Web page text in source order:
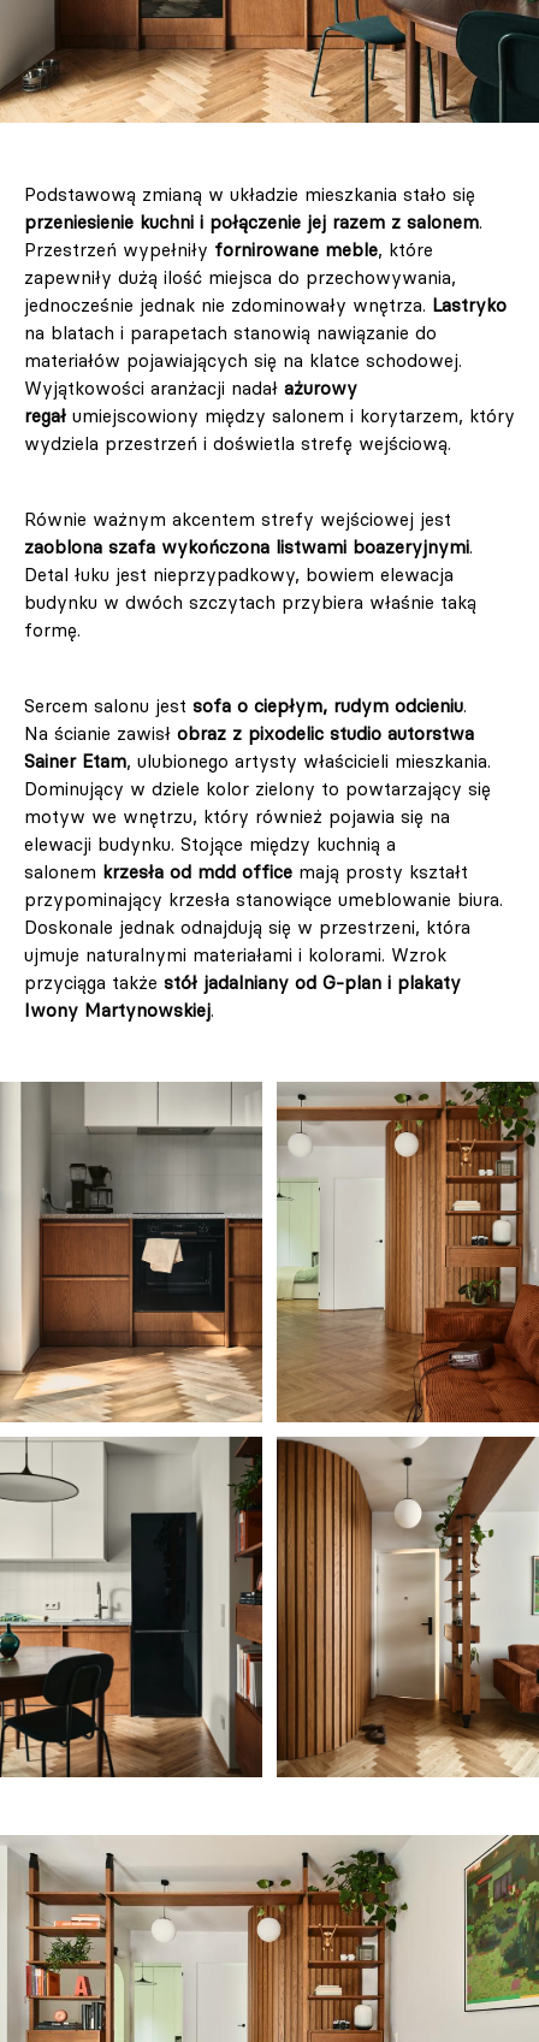
Podstawową zmianą w układzie mieszkania stało się
przeniesienie kuchni i połączenie jej razem z salonem.
Przestrzeń wypełniły fornirowane meble, które
zapewniły dużą ilość miejsca do przechowywania,
jednocześnie jednak nie zdominowały wnętrza. Lastryko
na blatach i parapetach stanowią nawiązanie do
materiałów pojawiających się na klatce schodowej.
Wyjątkowości aranżacji nadał ażurowy
regał umiejscowiony między salonem i korytarzem, który
wydziela przestrzeń i doświetla strefę wejściową.
Równie ważnym akcentem strefy wejściowej jest
zaoblona szafa wykończona listwami boazeryjnymi.
Detal łuku jest nieprzypadkowy, bowiem elewacja
budynku w dwóch szczytach przybiera właśnie taką
formę.
Sercem salonu jest sofa o ciepłym, rudym odcieniu.
Na ścianie zawisł obraz z pixodelic studio autorstwa
Sainer Etam, ulubionego artysty właścicieli mieszkania.
Dominujący w dziele kolor zielony to powtarzający się
motyw we wnętrzu, który również pojawia się na
elewacji budynku. Stojące między kuchnią a
salonem krzesła od mdd office mają prosty kształt
przypominający krzesła stanowiące umeblowanie biura.
Doskonale jednak odnajdują się w przestrzeni, która
ujmuje naturalnymi materiałami i kolorami. Wzrok
przyciąga także stół jadalniany od G-plan i plakaty
Iwony Martynowskiej.